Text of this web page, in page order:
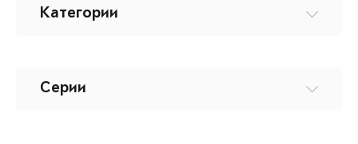
Категории
Серии